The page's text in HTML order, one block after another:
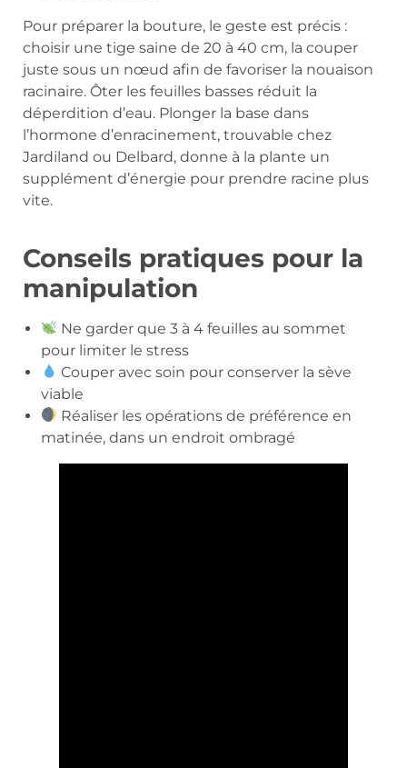
Pour préparer la bouture, le geste est précis :
choisir une tige saine de 20 à 40 cm, la couper
juste sous un nœud afin de favoriser la nouaison
racinaire. Ôter les feuilles basses réduit la
déperdition d’eau. Plonger la base dans
l’hormone d’enracinement, trouvable chez
Jardiland ou Delbard, donne à la plante un
supplément d’énergie pour prendre racine plus
vite.
Conseils pratiques pour la
manipulation
Ne garder que 3 à 4 feuilles au sommet
pour limiter le stress
Couper avec soin pour conserver la sève
viable
Réaliser les opérations de préférence en
matinée, dans un endroit ombragé